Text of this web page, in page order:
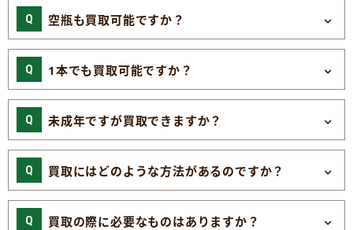
空瓶も買取可能ですか？
1本でも買取可能ですか？
未成年ですが買取できますか？
買取にはどのような方法があるのですか？
買取の際に必要なものはありますか？